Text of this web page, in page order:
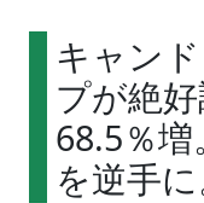
キャン
プが絶
68.5％
を逆手に